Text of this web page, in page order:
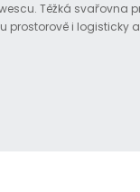
Těžká svařovna
prostorově i logisticky